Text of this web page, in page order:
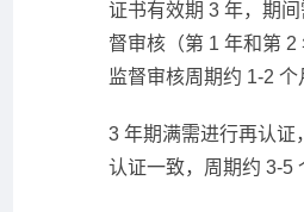
证书有效期 3 年，期
督审核（第 1 年和第 2
监督审核周期约 1-2 个
3 年期满需进行再认证
认证一致，周期约 3-5